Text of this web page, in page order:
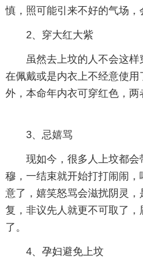
慎，照可能引来不好的气场，
2、穿大红大紫
虽然去上坟的人不会这样
在佩戴或是内衣上不经意使用
外，本命年内衣可穿红色，两
3、忌嬉骂
现如今，很多人上坟都
穆，一结束就开始打打闹闹
意了，嬉笑怒骂会滋扰阴灵
复，非议先人就更不可取了
了。
4、孕妇避免上坟